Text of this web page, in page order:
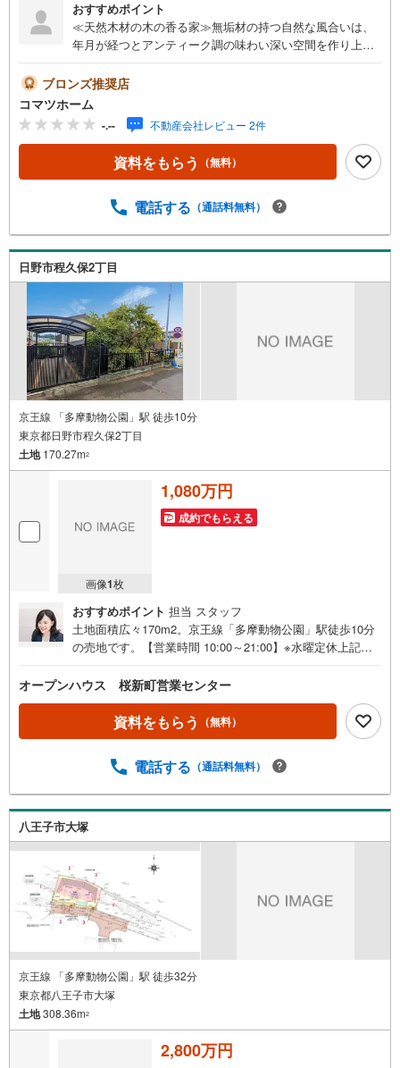
おすすめポイント
≪天然木材の木の香る家≫無垢材の持つ自然な風合いは、
年月が経つとアンティーク調の味わい深い空間を作り上
木は調湿作用があり、フローリングは素足でも肌触りが良
く快適に過ごせるのが魅力です。建築物省エネルギー性能
表示制度（BELS評価書取得予定）≪充実の設備・仕様≫・
木目が美しい板張り天井・キッチンに食器洗浄乾燥機・Lo
w-E複層ガラス・浴室換気乾燥暖房機・三面鏡洗面化粧
台・オールインワン浄水栓・16ミリサイディング（外壁に
ブロンズ推奨店
コマツホーム
-.-- 不動産会社レビュー 2件
資料をもらう （無料）
電話する （通話料無料）
日野市程久保2丁目
京王線 「多摩動物公園」駅 徒歩10分
東京都日野市程久保2丁目
土地170.27m2
画像1枚
1,080万円
成約でもらえる
おすすめポイント 担当 スタッフ
土地面積広々170m2。京王線「多摩動物公園」駅徒歩10分
の売地です。【営業時間 10:00～21:00】※水曜定休上記時
ご連絡ください！現地を見学される場合は「室内・現地を
見学する（無料）」ボタンよりご希望の日時をご記入いた
だけますとスムーズにご案内が可能です。◎現地のご案内
について・平日や夜遅い時間帯もご案内が可能 ※定休日を
します。・車でご自宅や最寄り駅等、ご指定の場所まで送
迎します。・チャイルドシートのご用意ございます。◎個
別FP相談会 無料物件のご紹介だけでなく住宅ローン・資
金のご相談、まずは家探しについて話を聞きたいという方
も大歓迎です！年間8000棟以上の限定物件を発表している
オープンハウスだから出会える物件が多数ございます。ぜ
ひお気軽にご連絡・ご相談ください！※限定物件:当社の
み、もしくは当社を含めた数社でのみご紹介可能なオープ
ンハウス・ディベロップメントの物件
オープンハウス 桜新町営業センター
資料をもらう （無料）
電話する （通話料無料）
八王子市大塚
京王線 「多摩動物公園」駅 徒歩32分
東京都八王子市大塚
土地308.36m2
2,800万円